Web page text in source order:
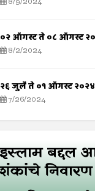
०२ ऑगस्ट ते ०८ ऑगस्ट
8/2/2024
२६ जुलै ते ०१ ऑगस्ट २०२४
7/26/2024